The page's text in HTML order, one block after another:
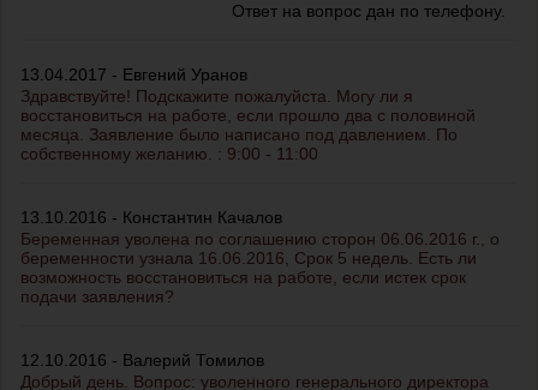
Ответ на вопрос дан по телефону.
13.04.2017 - Евгений Уранов
Здравствуйте! Подскажите пожалуйста. Могу ли я
восстановиться на работе, если прошло два с половиной
месяца. Заявление было написано под давлением. По
собственному желанию. : 9:00 - 11:00
13.10.2016 - Константин Качалов
Беременная уволена по соглашению сторон 06.06.2016 г., о
беременности узнала 16.06.2016, Срок 5 недель. Есть ли
возможность восстановиться на работе, если истек срок
подачи заявления?
12.10.2016 - Валерий Томилов
Добрый день. Вопрос: уволенного генерального директора